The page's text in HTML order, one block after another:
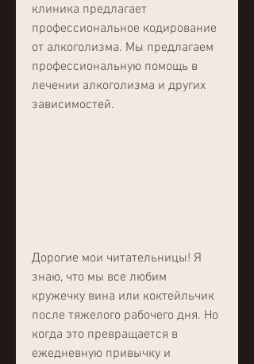
клиника предлагает
профессиональное кодирование
от алкоголизма. Мы предлагаем
профессиональную помощь в
лечении алкоголизма и других
зависимостей.
Дорогие мои читательницы! Я
знаю, что мы все любим
кружечку вина или коктейльчик
после тяжелого рабочего дня. Но
когда это превращается в
ежедневную привычку и